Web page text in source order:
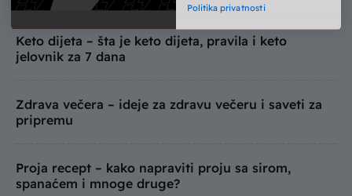
Keto dijeta – šta je keto dijeta, pravila i keto
jelovnik za 7 dana
Zdrava večera – ideje za zdravu večeru i saveti za
pripremu
Proja recept – kako napraviti proju sa sirom,
spanaćem i mnoge druge?
Politika privatnosti